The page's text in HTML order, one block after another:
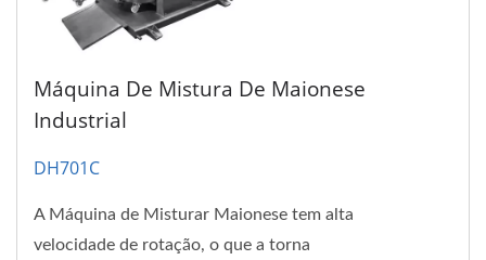
Máquina De Mistura De Maionese
Industrial
DH701C
A Máquina de Misturar Maionese tem alta
velocidade de rotação, o que a torna